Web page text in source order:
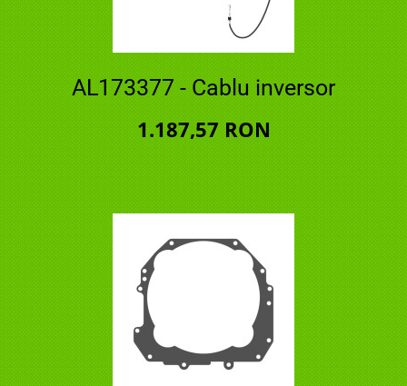
AL173377 - Cablu inversor
1.187,57 RON